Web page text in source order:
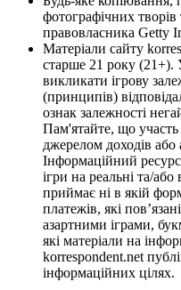
фотографічних творів
правовласника Getty
Матеріали сайту
старше 21 року (21+).
викликати ігрову
(принципів)
ознак залежності
Пам'ятайте, що участь
джерелом доходів або
Інформаційний
ігри на реальні та/
приймає ні в якій
платежів, які
азартними іграми,
які матеріали на
korrespondent.net
інформаційних цілях.